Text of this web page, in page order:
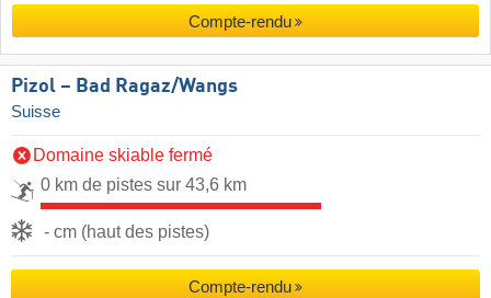
Compte-rendu
Pizol – Bad Ragaz/​Wangs
Suisse
Domaine skiable fermé
0 km de pistes sur 43,6 km
- cm (haut des pistes)
Compte-rendu